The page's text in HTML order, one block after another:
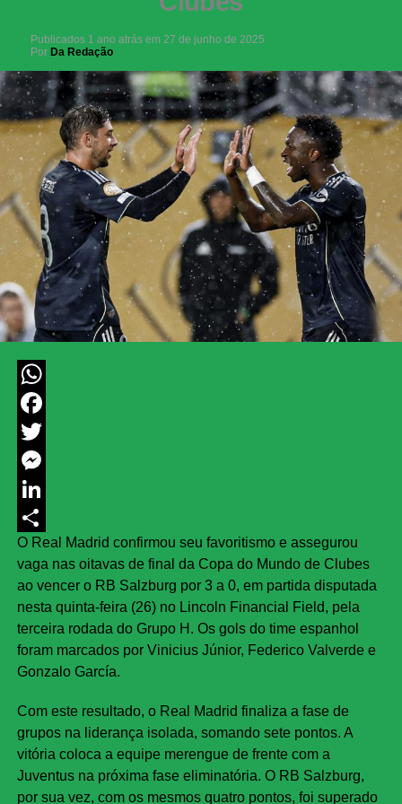
Publicados 1 ano atrás em 27 de junho de 2025
Por Da Redação
WhatsApp
Facebook
Twitter
Messenger
LinkedIn
Share
O Real Madrid confirmou seu favoritismo e assegurou
vaga nas oitavas de final da Copa do Mundo de Clubes
ao vencer o RB Salzburg por 3 a 0, em partida disputada
nesta quinta-feira (26) no Lincoln Financial Field, pela
terceira rodada do Grupo H. Os gols do time espanhol
foram marcados por Vinicius Júnior, Federico Valverde e
Gonzalo García.
Com este resultado, o Real Madrid finaliza a fase de
grupos na liderança isolada, somando sete pontos. A
vitória coloca a equipe merengue de frente com a
Juventus na próxima fase eliminatória. O RB Salzburg,
por sua vez, com os mesmos quatro pontos, foi superado